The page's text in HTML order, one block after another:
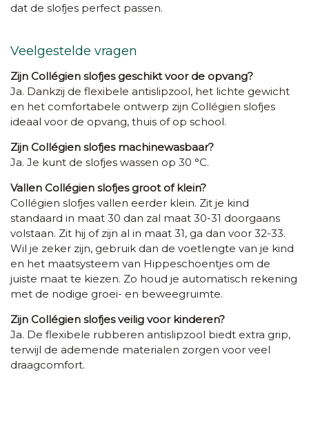
dat de slofjes perfect passen.
Veelgestelde vragen
Zijn Collégien slofjes geschikt voor de opvang?
Ja. Dankzij de flexibele antislipzool, het lichte gewicht
en het comfortabele ontwerp zijn Collégien slofjes
ideaal voor de opvang, thuis of op school.
Zijn Collégien slofjes machinewasbaar?
Ja. Je kunt de slofjes wassen op 30 °C.
Vallen Collégien slofjes groot of klein?
Collégien slofjes vallen eerder klein. Zit je kind
standaard in maat 30 dan zal maat 30-31 doorgaans
volstaan. Zit hij of zijn al in maat 31, ga dan voor 32-33.
Wil je zeker zijn, gebruik dan de voetlengte van je kind
en het maatsysteem van Hippeschoentjes om de
juiste maat te kiezen. Zo houd je automatisch rekening
met de nodige groei- en beweegruimte.
Zijn Collégien slofjes veilig voor kinderen?
Ja. De flexibele rubberen antislipzool biedt extra grip,
terwijl de ademende materialen zorgen voor veel
draagcomfort.